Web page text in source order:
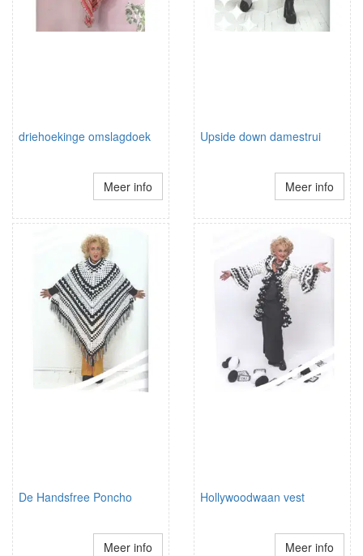
driehoekinge omslagdoek
Meer info
Upside down damestrui
Meer info
De Handsfree Poncho
Meer info
Hollywoodwaan vest
Meer info